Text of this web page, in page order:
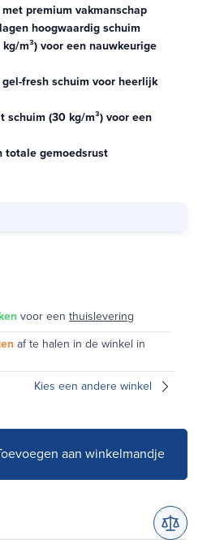
premium vakmanschap
hoogwaardig schuim
m³) voor een nauwkeurige
fresh schuim voor heerlijk
schuim (30 kg/m³) voor een
totale gemoedsrust
voor een thuislevering
af te halen in de winkel in
Kies een andere winkel
aan winkelmandje